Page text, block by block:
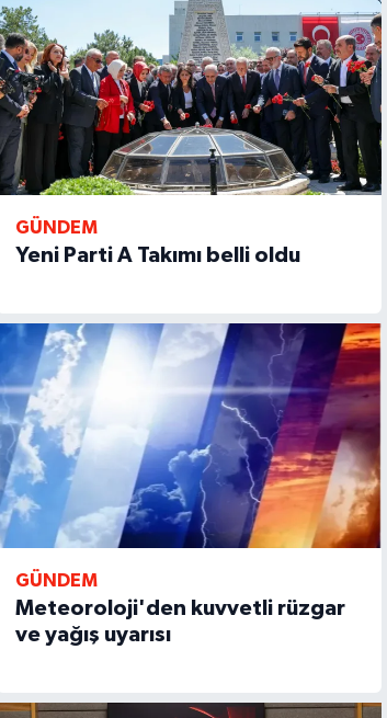
GÜNDEM
Yeni Parti A Takımı belli oldu
GÜNDEM
Meteoroloji'den kuvvetli rüzgar
ve yağış uyarısı